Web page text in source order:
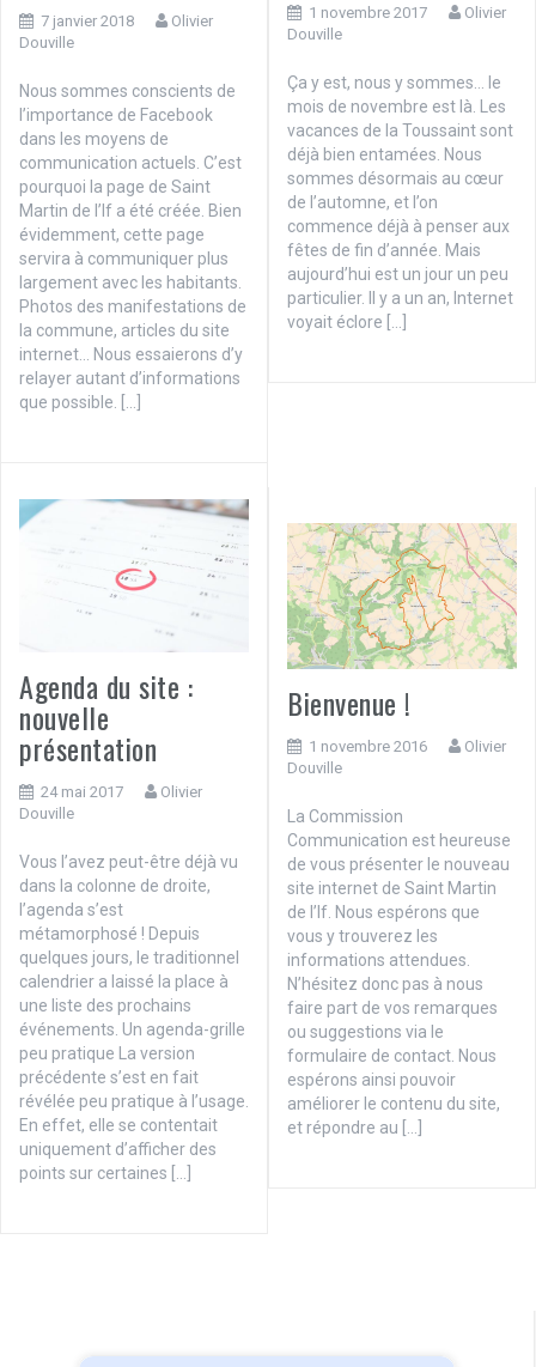
7 janvier 2018
Olivier
Douville
Nous sommes conscients de
l’importance de Facebook
dans les moyens de
communication actuels. C’est
pourquoi la page de Saint
Martin de l’If a été créée. Bien
évidemment, cette page
servira à communiquer plus
largement avec les habitants.
Photos des manifestations de
la commune, articles du site
internet… Nous essaierons d’y
relayer autant d’informations
que possible. […]
1 novembre 2017
Olivier
Douville
Ça y est, nous y sommes… le
mois de novembre est là. Les
vacances de la Toussaint sont
déjà bien entamées. Nous
sommes désormais au cœur
de l’automne, et l’on
commence déjà à penser aux
fêtes de fin d’année. Mais
aujourd’hui est un jour un peu
particulier. Il y a un an, Internet
voyait éclore […]
Agenda du site :
nouvelle
présentation
24 mai 2017
Olivier
Douville
Vous l’avez peut-être déjà vu
dans la colonne de droite,
l’agenda s’est
métamorphosé ! Depuis
quelques jours, le traditionnel
calendrier a laissé la place à
une liste des prochains
événements. Un agenda-grille
peu pratique La version
précédente s’est en fait
révélée peu pratique à l’usage.
En effet, elle se contentait
uniquement d’afficher des
points sur certaines […]
Bienvenue !
1 novembre 2016
Olivier
Douville
La Commission
Communication est heureuse
de vous présenter le nouveau
site internet de Saint Martin
de l’If. Nous espérons que
vous y trouverez les
informations attendues.
N’hésitez donc pas à nous
faire part de vos remarques
ou suggestions via le
formulaire de contact. Nous
espérons ainsi pouvoir
améliorer le contenu du site,
et répondre au […]